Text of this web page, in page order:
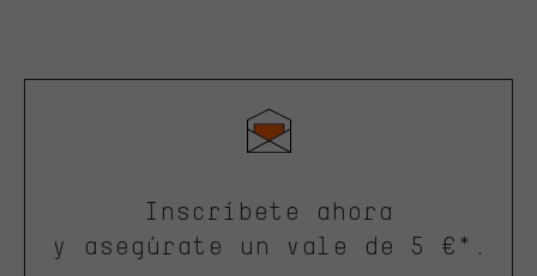
Inscríbete ahora
y asegúrate un vale de 5 €*.